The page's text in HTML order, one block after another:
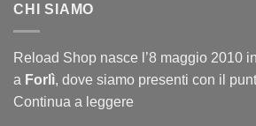
CHI SIAMO
Reload Shop nasce l’8 maggio 2010
a Forlì, dove siamo presenti con il
Continua a leggere